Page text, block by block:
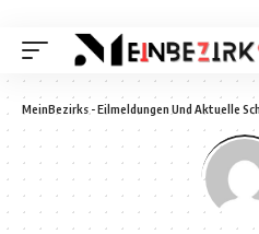
MeinBezirks - Eilmeldungen Und Aktuelle